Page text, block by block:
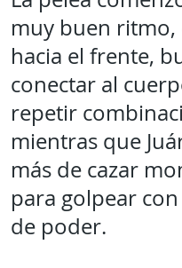
muy buen ritmo,
hacia el frente,
conectar al
repetir
mientras que
más de cazar
para golpear
de poder.